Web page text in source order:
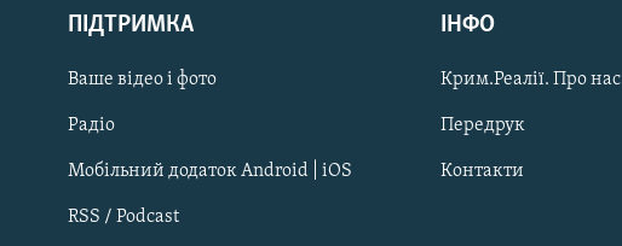
Qırımtatar
ДОЛУЧАЙСЯ!
ПІДТРИМКА
Ваше відео і фото
Радіо
Мобільний додаток Android | iOS
RSS / Podcast
ІНФО
Крим.Реалії. Про нас
Передрук
Контакти